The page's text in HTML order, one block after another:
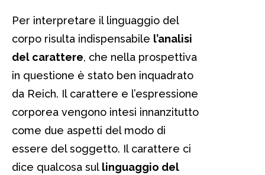
Per interpretare il linguaggio del
corpo risulta indispensabile l’analisi
del carattere, che nella prospettiva
in questione è stato ben inquadrato
da Reich. Il carattere e l’espressione
corporea vengono intesi innanzitutto
come due aspetti del modo di
essere del soggetto. Il carattere ci
dice qualcosa sul linguaggio del